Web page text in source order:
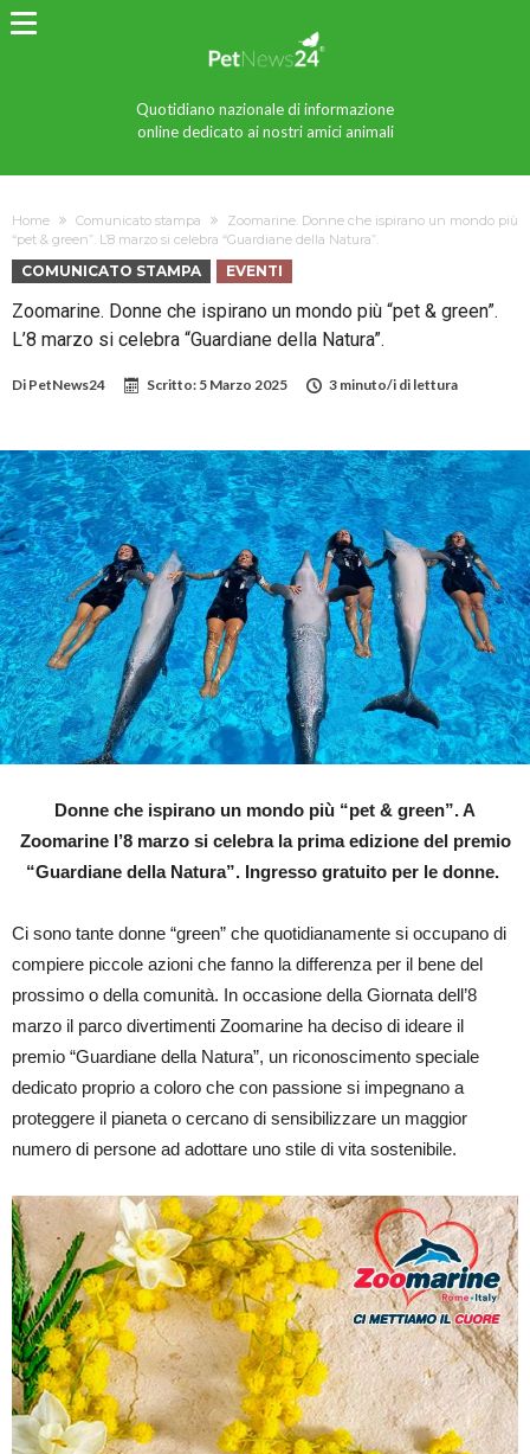
Quotidiano nazionale di informazione
online dedicato ai nostri amici animali
Home Comunicato stampa
Zoomarine. Donne che ispirano un mondo più
“pet & green”. L’8 marzo si celebra “Guardiane della Natura”.
COMUNICATO STAMPA EVENTI
Zoomarine. Donne che ispirano un mondo più “pet & green”.
L’8 marzo si celebra “Guardiane della Natura”.
Di PetNews24 Scritto: 5 Marzo 2025 3 minuto/i di lettura
Donne che ispirano un mondo più “pet & green”. A
Zoomarine l’8 marzo si celebra la prima edizione del premio
“Guardiane della Natura”. Ingresso gratuito per le donne.
Ci sono tante donne “green” che quotidianamente si occupano di
compiere piccole azioni che fanno la differenza per il bene del
prossimo o della comunità. In occasione della Giornata dell’8
marzo il parco divertimenti Zoomarine ha deciso di ideare il
premio “Guardiane della Natura”, un riconoscimento speciale
dedicato proprio a coloro che con passione si impegnano a
proteggere il pianeta o cercano di sensibilizzare un maggior
numero di persone ad adottare uno stile di vita sostenibile.